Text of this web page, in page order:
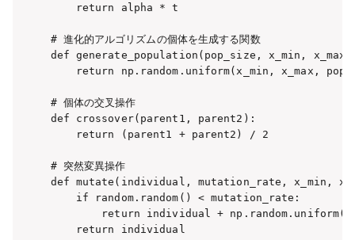
    return alpha * t
# 進化的アルゴリズムの個体を生成する関数
def generate_population(pop_size, x_min,
return np.random.uniform(x_min, x_max,
# 個体の交叉操作
def crossover(parent1, parent2):
    return (parent1 + parent2) / 2
# 突然変異操作
def mutate(individual, mutation_rate, x_min,
    if random.random() < mutation_rate:
return individual +
    return individual